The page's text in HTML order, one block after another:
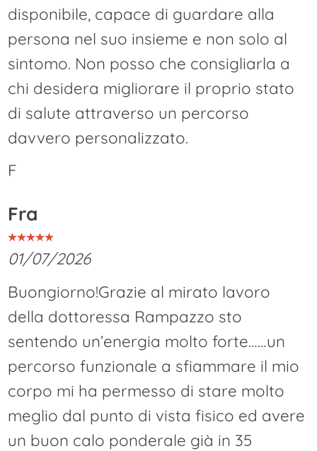
disponibile, capace di guardare alla
persona nel suo insieme e non solo al
sintomo. Non posso che consigliarla a
chi desidera migliorare il proprio stato
di salute attraverso un percorso
davvero personalizzato.
F
Fra
01/07/2026
Buongiorno!Grazie al mirato lavoro
della dottoressa Rampazzo sto
sentendo un’energia molto forte……un
percorso funzionale a sfiammare il mio
corpo mi ha permesso di stare molto
meglio dal punto di vista fisico ed avere
un buon calo ponderale già in 35